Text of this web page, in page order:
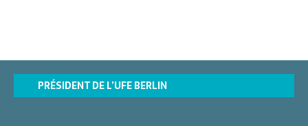
z
u
PRÉSIDENT DE L’UFE BERLIN